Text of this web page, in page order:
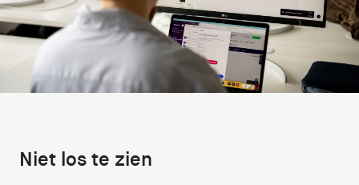
Niet los te zien